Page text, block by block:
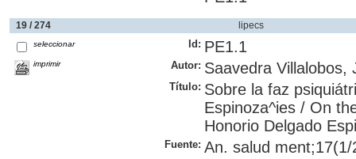
19 / 274 lipecs
seleccionar
imprimir
Id: PE1.1
Autor: Saavedra Villalobos,
Título: Sobre la faz
Espinoza^ies / On
Honorio Delgado
Fuente: An. salud